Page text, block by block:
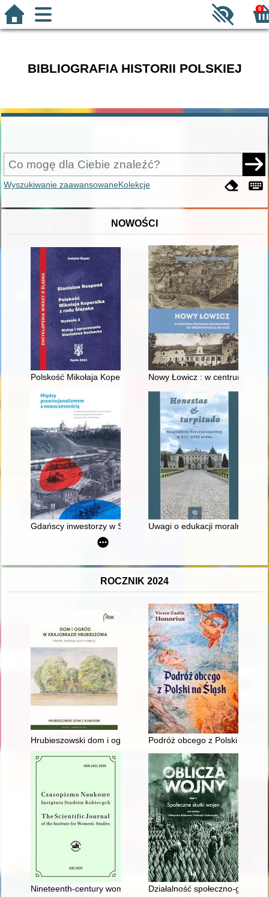
0
BIBLIOGRAFIA HISTORII POLSKIEJ
Wyszukiwanie zaawansowaneKolekcje
NOWOŚCI
Polskość Mikołaja Kopernika z rodu ŚlązakaNowy Łowicz : w centrum
Gdańscy inwestorzy w Sopocie : prestiż finansowy i
Uwagi o edukacji moralnej
ROCZNIK 2024
Hrubieszowski dom i ogród z klimatem : ginące dziedzictwo
Podróż obcego z Polski na
Nineteenth-century women's egodocuments in the historian's
Działalność społeczno-